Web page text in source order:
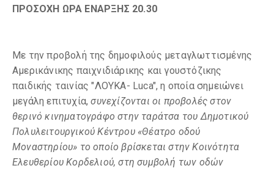
ΠΡΟΣΟΧΗ ΩΡΑ ΕΝΑΡΞΗΣ 20.30
Με την προβολή της δημοφιλούς μεταγλωττισμένης
Αμερικάνικης παιχνιδιάρικης και γουστόζικης
παιδικής ταινίας "ΛΟΥΚΑ- Luca", η οποία σημειώνει
μεγάλη επιτυχία,συνεχίζονται οι προβολές στον
θερινό κινηματογράφο στην ταράτσα του Δημοτικού
Πολυλειτουργικού Κέντρου «Θέατρο οδού
Μοναστηρίου» το οποίο βρίσκεται στην Κοινότητα
Ελευθερίου Κορδελιού, στη συμβολή των οδών